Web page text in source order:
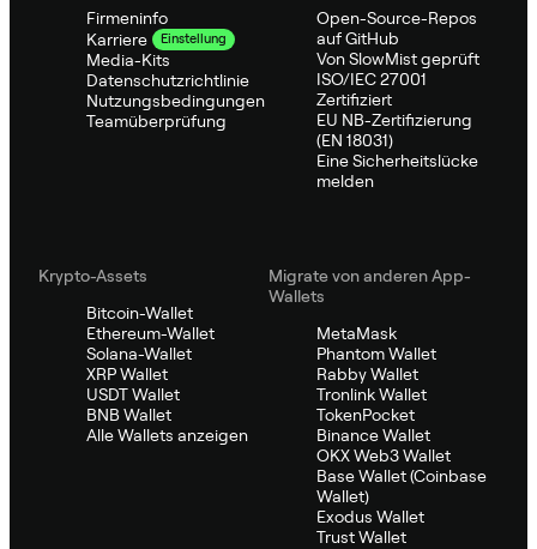
Firmeninfo
Karriere
Einstellung
Media-Kits
Datenschutzrichtlinie
Nutzungsbedingungen
Teamüberprüfung
Open-Source-Repos
auf GitHub
Von SlowMist geprüft
ISO/IEC 27001
Zertifiziert
EU NB-Zertifizierung
(EN 18031)
Eine Sicherheitslücke
melden
Krypto-Assets
Bitcoin-Wallet
Ethereum-Wallet
Solana-Wallet
XRP Wallet
USDT Wallet
BNB Wallet
Alle Wallets anzeigen
Migrate von anderen App-
Wallets
MetaMask
Phantom Wallet
Rabby Wallet
Tronlink Wallet
TokenPocket
Binance Wallet
OKX Web3 Wallet
Base Wallet (Coinbase
Wallet)
Exodus Wallet
Trust Wallet